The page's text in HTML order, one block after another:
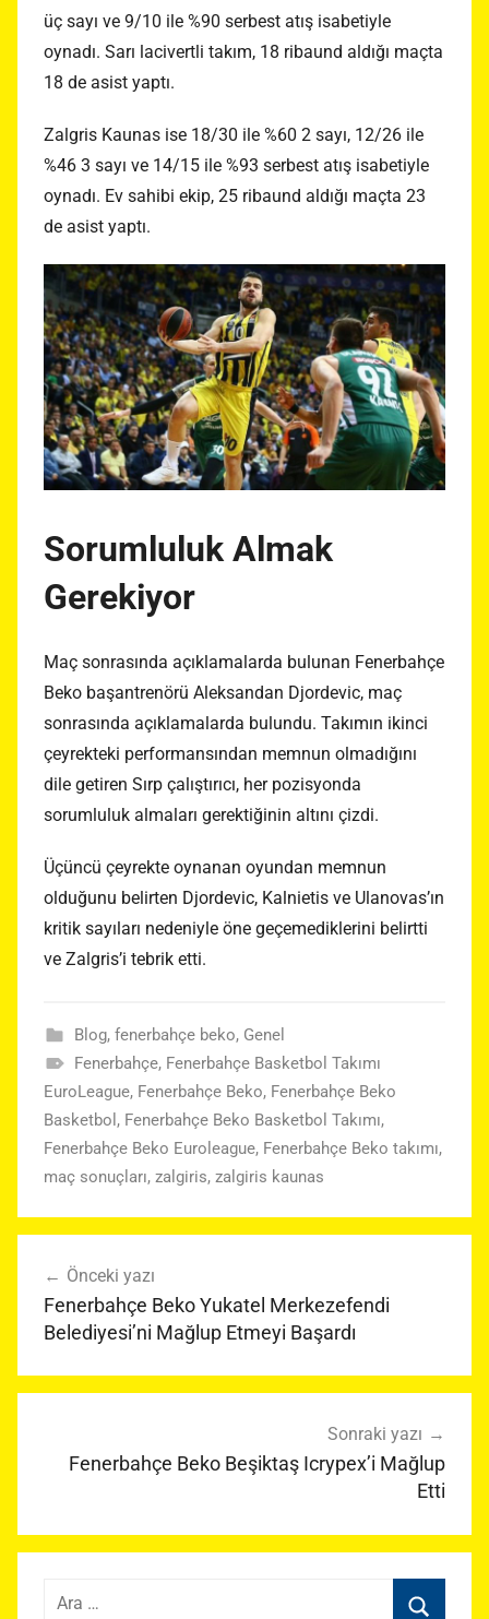
üç sayı ve 9/10 ile %90 serbest atış isabetiyle
oynadı. Sarı lacivertli takım, 18 ribaund aldığı maçta
18 de asist yaptı.
Zalgris Kaunas ise 18/30 ile %60 2 sayı, 12/26 ile
%46 3 sayı ve 14/15 ile %93 serbest atış isabetiyle
oynadı. Ev sahibi ekip, 25 ribaund aldığı maçta 23
de asist yaptı.
Sorumluluk Almak
Gerekiyor
Maç sonrasında açıklamalarda bulunan Fenerbahçe
Beko başantrenörü Aleksandan Djordevic, maç
sonrasında açıklamalarda bulundu. Takımın ikinci
çeyrekteki performansından memnun olmadığını
dile getiren Sırp çalıştırıcı, her pozisyonda
sorumluluk almaları gerektiğinin altını çizdi.
Üçüncü çeyrekte oynanan oyundan memnun
olduğunu belirten Djordevic, Kalnietis ve Ulanovas’ın
kritik sayıları nedeniyle öne geçemediklerini belirtti
ve Zalgris’i tebrik etti.
Blog, fenerbahçe beko, Genel
Fenerbahçe, Fenerbahçe Basketbol Takımı
EuroLeague, Fenerbahçe Beko, Fenerbahçe Beko
Basketbol , Fenerbahçe Beko Basketbol Takımı,
Fenerbahçe Beko Euroleague, Fenerbahçe Beko takımı,
maç sonuçları, zalgiris, zalgiris kaunas
gezinmesi
Önceki yazı
Fenerbahçe Beko Yukatel Merkezefendi
Belediyesi’ni Mağlup Etmeyi Başardı
Sonraki yazı
Fenerbahçe Beko Beşiktaş Icrypex’i Mağlup
Etti
Arama: